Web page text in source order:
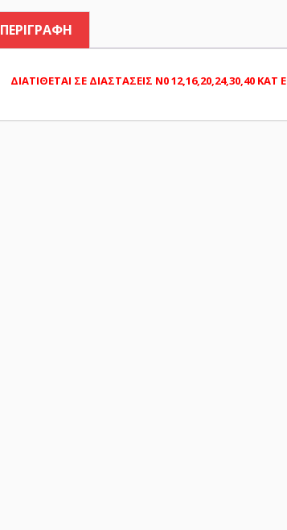
ΠΕΡΙΓΡΑΦΉ
ΔΙΑΤΙΘΕΤΑΙ ΣΕ ΔΙΑΣΤΑΣΕΙΣ Ν0 12,16,20,24,30,40 ΚΑΤ